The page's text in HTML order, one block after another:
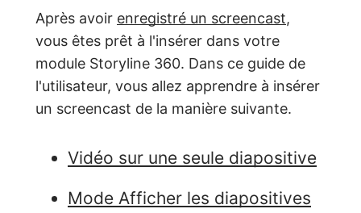
Après avoir enregistré un screencast,
vous êtes prêt à l'insérer dans votre
module Storyline 360. Dans ce guide de
l'utilisateur, vous allez apprendre à insérer
un screencast de la manière suivante.
Vidéo sur une seule diapositive
Mode Afficher les diapositives